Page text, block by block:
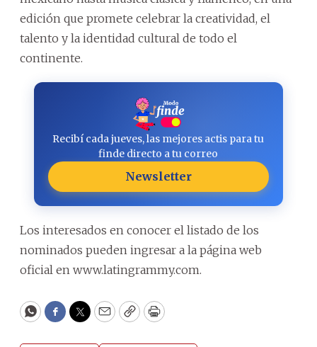
edición que promete celebrar la creatividad, el
talento y la identidad cultural de todo el
continente.
Recibí cada jueves, las mejores actis para tu
finde directo a tu correo
Newsletter
Los interesados en conocer el listado de los
nominados pueden ingresar a la página web
oficial en www.latingrammy.com.
WhatsApp
Facebook
Twitter
EmailCopyPrint